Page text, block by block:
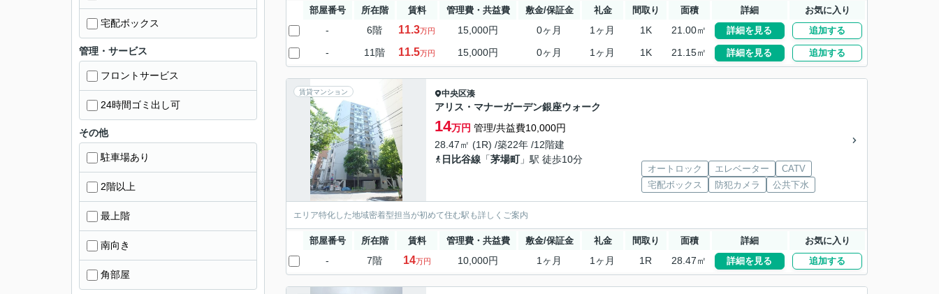
部屋番号 所在階 賃料 管理費・共益費 敷金/保証金 礼金 間取り 面積 詳細 お気に入り
- 6階 11.3万円 15,000円 0ヶ月 1ヶ月 1K 21.00㎡ 詳細を見る 追加する
- 11階 11.5万円 15,000円 0ヶ月 1ヶ月 1K 21.15㎡ 詳細を見る 追加する
賃貸マンション 中央区湊
アリス・マナーガーデン銀座ウォーク
14万円 管理/共益費10,000円
28.47㎡ (1R) /築22年 /12階建
日比谷線 「茅場町」駅 徒歩10分
オートロック エレベーター
CATV
宅配ボックス
防犯カメラ 公共下水
エリア特化した地域密着型担当が初めて住む駅も詳しくご案内
部屋番号 所在階 賃料 管理費・共益費 敷金/保証金 礼金 間取り 面積 詳細 お気に入り
- 7階 14万円 10,000円 1ヶ月 1ヶ月 1R 28.47㎡ 詳細を見る 追加する
宅配ボックス
管理・サービス
フロントサービス
24時間ゴミ出し可
その他
駐車場あり
2階以上
最上階
南向き
角部屋